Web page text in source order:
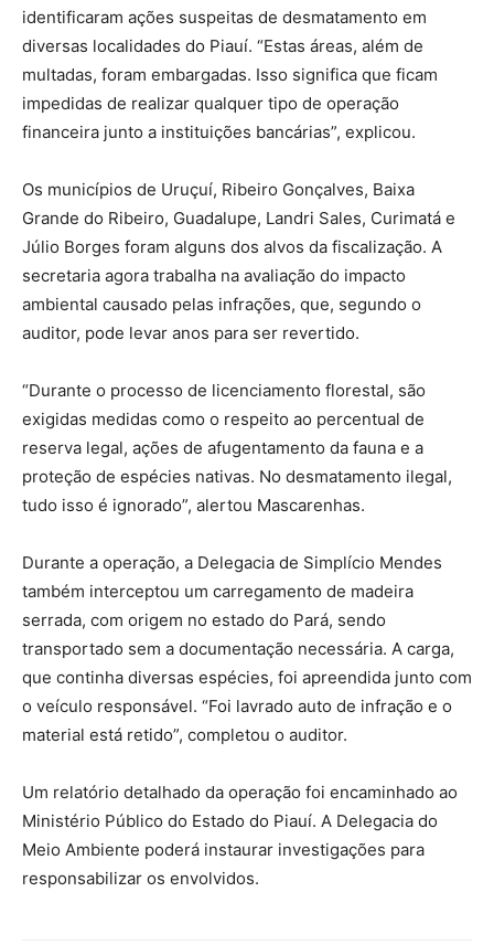
identificaram ações suspeitas de desmatamento em
diversas localidades do Piauí. “Estas áreas, além de
multadas, foram embargadas. Isso significa que ficam
impedidas de realizar qualquer tipo de operação
financeira junto a instituições bancárias”, explicou.
Os municípios de Uruçuí, Ribeiro Gonçalves, Baixa
Grande do Ribeiro, Guadalupe, Landri Sales, Curimatá e
Júlio Borges foram alguns dos alvos da fiscalização. A
secretaria agora trabalha na avaliação do impacto
ambiental causado pelas infrações, que, segundo o
auditor, pode levar anos para ser revertido.
“Durante o processo de licenciamento florestal, são
exigidas medidas como o respeito ao percentual de
reserva legal, ações de afugentamento da fauna e a
proteção de espécies nativas. No desmatamento ilegal,
tudo isso é ignorado”, alertou Mascarenhas.
Durante a operação, a Delegacia de Simplício Mendes
também interceptou um carregamento de madeira
serrada, com origem no estado do Pará, sendo
transportado sem a documentação necessária. A carga,
que continha diversas espécies, foi apreendida junto com
o veículo responsável. “Foi lavrado auto de infração e o
material está retido”, completou o auditor.
Um relatório detalhado da operação foi encaminhado ao
Ministério Público do Estado do Piauí. A Delegacia do
Meio Ambiente poderá instaurar investigações para
responsabilizar os envolvidos.